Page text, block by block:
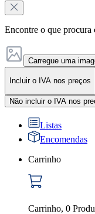
Encontre o que procura
Carregue uma
Incluir o IVA nos preços
Não incluir o IVA nos
Listas
Encomendas
Carrinho
Carrinho, 0